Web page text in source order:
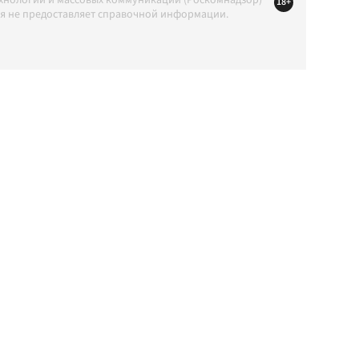
не предоставляет справочной информации.